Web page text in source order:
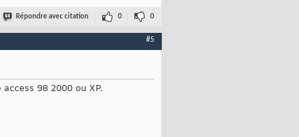
Répondre avec citation 0 0
#5
98 2000 ou XP.